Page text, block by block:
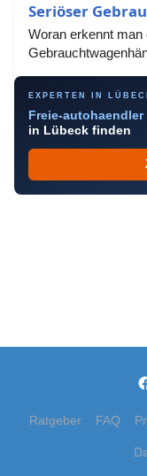
Seriöser
Woran erkennt man
EXPERTEN IN
Freie-autohaendler
in Lübeck finden
Ratgeber FAQ